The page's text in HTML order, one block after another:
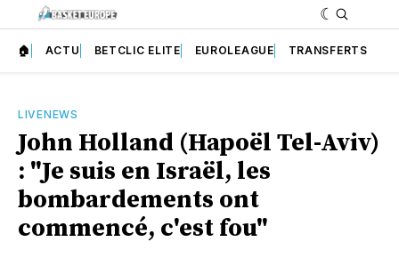
🏠 ACTU BETCLIC ELITE EUROLEAGUE TRANSFERTS
LIVENEWS
John Holland (Hapoël Tel-Aviv)
: "Je suis en Israël, les
bombardements ont
commencé, c'est fou"